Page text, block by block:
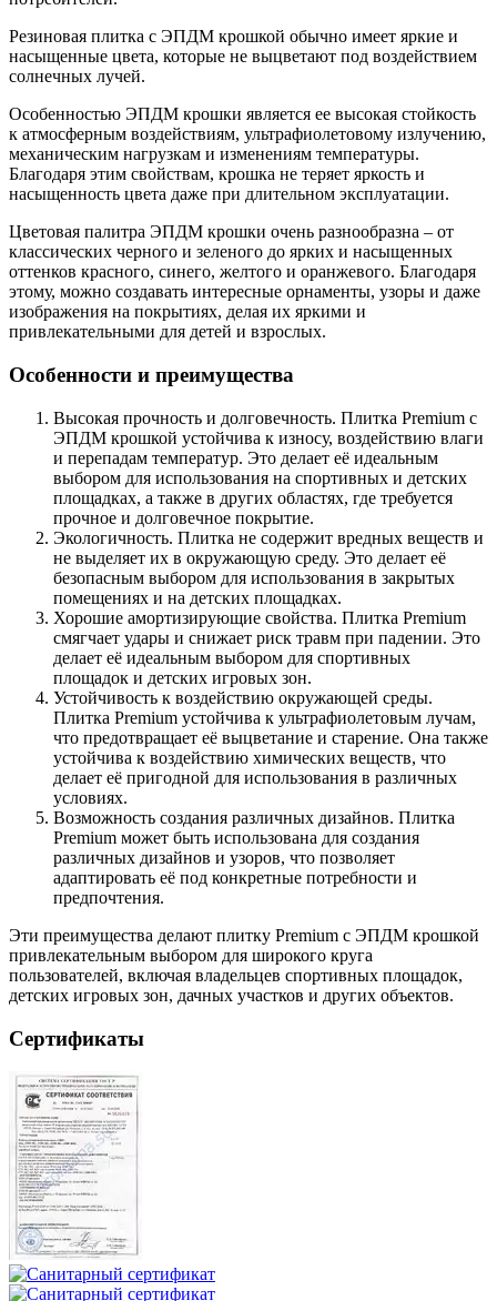
Резиновая плитка с ЭПДМ крошкой обычно имеет яркие и
насыщенные цвета, которые не выцветают под воздействием
солнечных лучей.
Особенностью ЭПДМ крошки является ее высокая стойкость
к атмосферным воздействиям, ультрафиолетовому излучению,
механическим нагрузкам и изменениям температуры.
Благодаря этим свойствам, крошка не теряет яркость и
насыщенность цвета даже при длительном эксплуатации.
Цветовая палитра ЭПДМ крошки очень разнообразна – от
классических черного и зеленого до ярких и насыщенных
оттенков красного, синего, желтого и оранжевого. Благодаря
этому, можно создавать интересные орнаменты, узоры и даже
изображения на покрытиях, делая их яркими и
привлекательными для детей и взрослых.
Особенности и преимущества
Высокая прочность и долговечность. Плитка Premium с
ЭПДМ крошкой устойчива к износу, воздействию влаги
и перепадам температур. Это делает её идеальным
выбором для использования на спортивных и детских
площадках, а также в других областях, где требуется
прочное и долговечное покрытие.
Экологичность. Плитка не содержит вредных веществ и
не выделяет их в окружающую среду. Это делает её
безопасным выбором для использования в закрытых
помещениях и на детских площадках.
Хорошие амортизирующие свойства. Плитка Premium
смягчает удары и снижает риск травм при падении. Это
делает её идеальным выбором для спортивных
площадок и детских игровых зон.
Устойчивость к воздействию окружающей среды.
Плитка Premium устойчива к ультрафиолетовым лучам,
что предотвращает её выцветание и старение. Она также
устойчива к воздействию химических веществ, что
делает её пригодной для использования в различных
условиях.
Возможность создания различных дизайнов. Плитка
Premium может быть использована для создания
различных дизайнов и узоров, что позволяет
адаптировать её под конкретные потребности и
предпочтения.
Эти преимущества делают плитку Premium с ЭПДМ крошкой
привлекательным выбором для широкого круга
пользователей, включая владельцев спортивных площадок,
детских игровых зон, дачных участков и других объектов.
Сертификаты